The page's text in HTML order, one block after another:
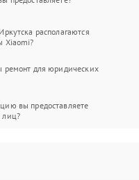
располагаются
Xiaomi?
ремонт для юридических
вы предоставляете
лиц?